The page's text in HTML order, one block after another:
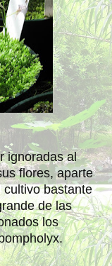
ignoradas al
flores, aparte
bastante
de las
los